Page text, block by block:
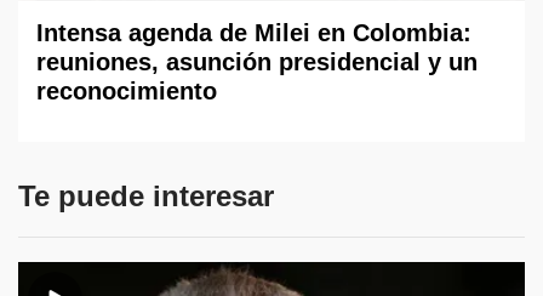
Intensa agenda de Milei en Colombia:
reuniones, asunción presidencial y un
reconocimiento
Te puede interesar